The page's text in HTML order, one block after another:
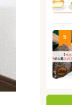
5